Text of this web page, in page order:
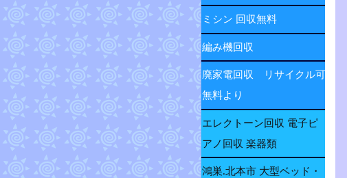
ミシン 回収無料
編み機回収
廃家電回収 リサイクル可
無料より
エレクトーン回収 電子ピ
アノ回収 楽器類
鴻巣.北本市 大型ベッド・